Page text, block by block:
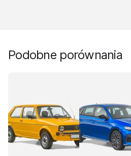
Podobne porównania